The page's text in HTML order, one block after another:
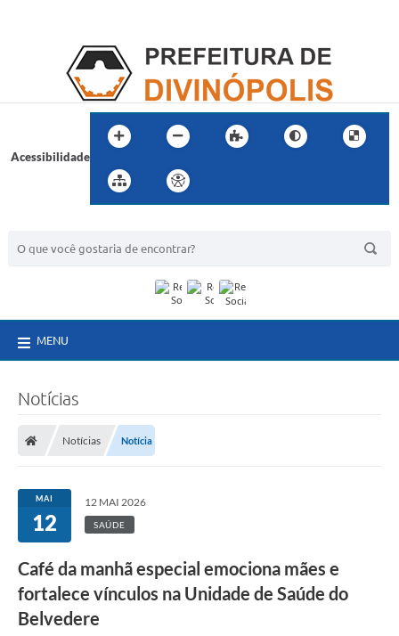
Acessibilidade
MENU
Notícias
Notícias Notícia
MAI
12
12 MAI 2026
SAÚDE
Café da manhã especial emociona mães e
fortalece vínculos na Unidade de Saúde do
Belvedere